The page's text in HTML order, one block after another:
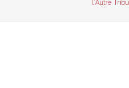
l'Autre Tribu